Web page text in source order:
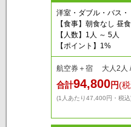
洋室・ダブル・バス・
【食事】朝食なし 昼
【人数】1人 ～ 5人
【ポイント】1%
航空券＋宿 大人2人
合計94,800円(
(1人あたり47,400円・税込